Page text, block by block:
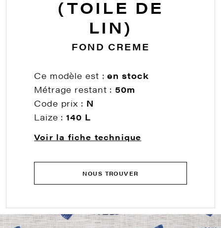
(TOILE DE
LIN)
FOND CREME
Ce modèle est :en stock
Métrage restant : 50m
Code prix : N
Laize :140 L
Voir la fiche technique
NOUS TROUVER